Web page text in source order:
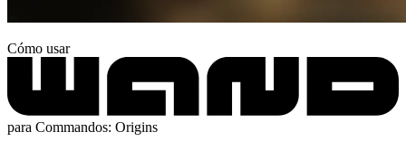
Cómo usar
para Commandos: Origins